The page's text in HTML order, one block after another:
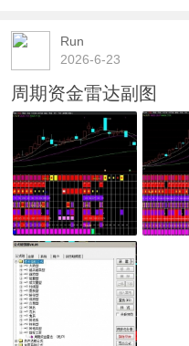
Run
2026-6-23
周期资金雷达副图